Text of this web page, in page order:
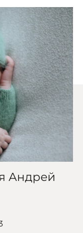
Андрей